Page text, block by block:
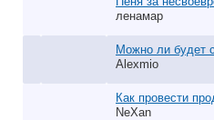
ленамар
Можно ли будет
Alexmio
Как провести
NeXan